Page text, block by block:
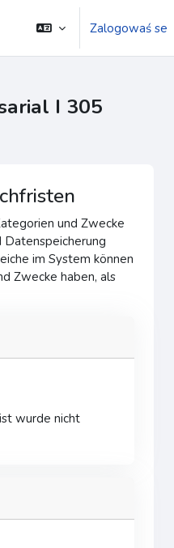
Zalogowaś se
I 305
und Zwecke
im System können
Zwecke haben, als
wurde nicht